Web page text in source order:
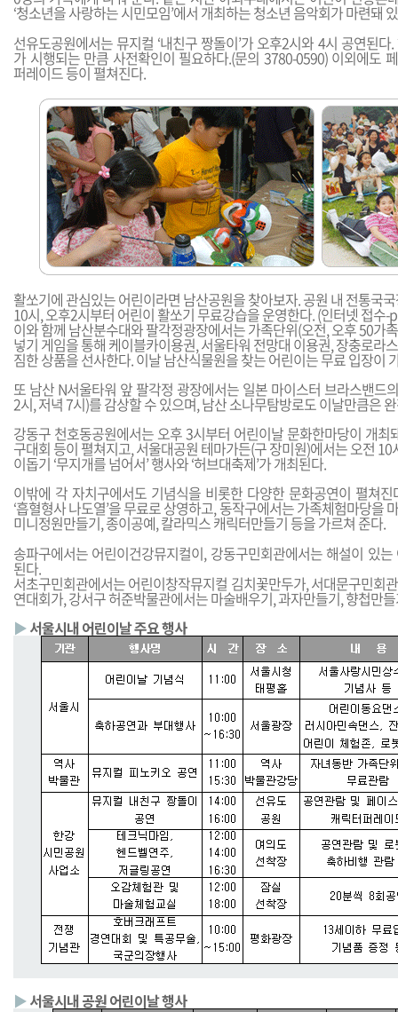
‘청소년을 사랑하는 시민모임’에서 개최하는 청소년 음악회가 마련돼
선유도공원에서는 뮤지컬 ‘내친구 짱돌이’가 오후2시와 4시 공연된
가 시행되는 만큼 사전확인이 필요하다.(문의 3780-0590) 이외에도
퍼레이드 등이 펼쳐진다.
활쏘기에 관심있는 어린이라면 남산공원을 찾아보자. 공원 내 전통국
10시, 오후2시부터 어린이 활쏘기 무료강습을 운영한다. (인터넷 접수-
이와 함께 남산분수대와 팔각정광장에서는 가족단위(오전, 오후 50가
넣기 게임을 통해 케이블카이용권, 서울타워 전망대 이용권, 장충로라
짐한 상품을 선사한다. 이날 남산식물원을 찾는 어린이는 무료 입장이
또 남산 N서울타워 앞 팔각정 광장에서는 일본 마이스터 브라스밴드
2시, 저녁 7시)를 감상할 수 있으며, 남산 소나무탐방로도 이날만큼은
강동구 천호동공원에서는 오후 3시부터 어린이날 문화한마당이 개최
구대회 등이 펼쳐지고, 서울대공원 테마가든(구 장미원)에서는 오전
이돕기 ‘무지개를 넘어서’ 행사와 ‘허브대축제’가 개최된다.
이밖에 각 자치구에서도 기념식을 비롯한 다양한 문화공연이 펼쳐
‘흡혈형사 나도열’을 무료로 상영하고, 동작구에서는 가족체험마당을
미니정원만들기, 종이공예, 칼라믹스 캐릭터만들기 등을 가르쳐 준다.
송파구에서는 어린이건강뮤지컬이, 강동구민회관에서는 해설이 있
된다.
서초구민회관에서는 어린이창작뮤지컬 김치꽃만두가, 서대문구민회
연대회가, 강서구 허준박물관에서는 마술배우기, 과자만들기, 향첩만
▶서울시내 어린이날 주요 행사
▶서울시내 공원 어린이날 행사